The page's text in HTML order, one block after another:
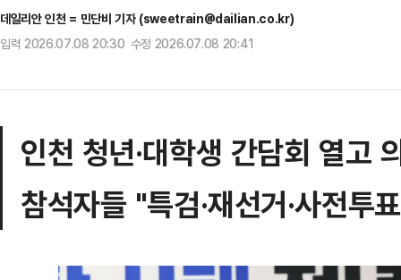
데일리안 인천 = 민단비 기자 (sweetrain@dailian.co.kr)
입력 2026.07.08 20:30 수정 2026.07.08 20:41
인천 청년·대학생 간담회 열고
참석자들 "특검·재선거·사전투